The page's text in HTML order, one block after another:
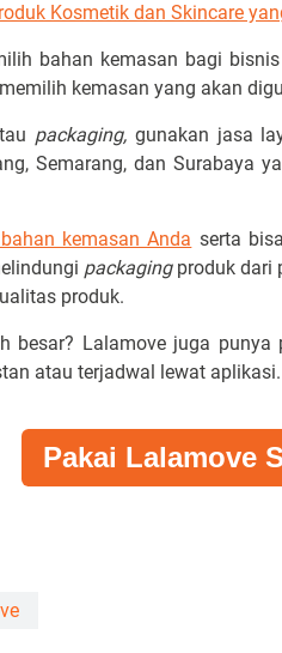
Kosmetik dan Skincare
bahan kemasan bagi
kemasan yang akan
packaging, gunakan jasa
Semarang, dan Surabaya
kemasan Anda serta
packaging produk dari
produk.
besar? Lalamove juga
atau terjadwal lewat
Pakai Lalamove